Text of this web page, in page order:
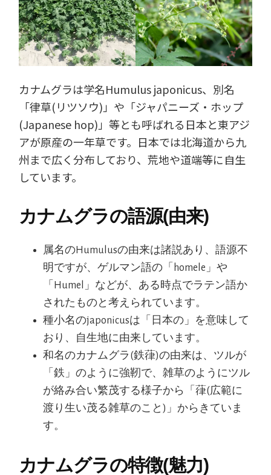
カナムグラは学名Humulus japonicus、別名
「律草(リツソウ)」や「ジャパニーズ・ホップ
(Japanese hop)」等とも呼ばれる日本と東アジ
アが原産の一年草です。日本では北海道から九
州まで広く分布しており、荒地や道端等に自生
しています。
カナムグラの語源(由来)
属名のHumulusの由来は諸説あり、語源不
明ですが、ゲルマン語の「homele」や
「Humel」などが、ある時点でラテン語か
されたものと考えられています。
種小名のjaponicusは「日本の」を意味して
おり、自生地に由来しています。
和名のカナムグラ(鉄葎)の由来は、ツルが
「鉄」のように強靭で、雑草のようにツル
が絡み合い繁茂する様子から「葎(広範に
渡り生い茂る雑草のこと)」からきていま
す。
カナムグラの特徴(魅力)